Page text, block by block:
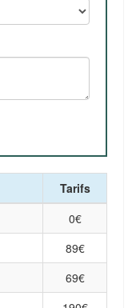
Tarifs
0€
89€
69€